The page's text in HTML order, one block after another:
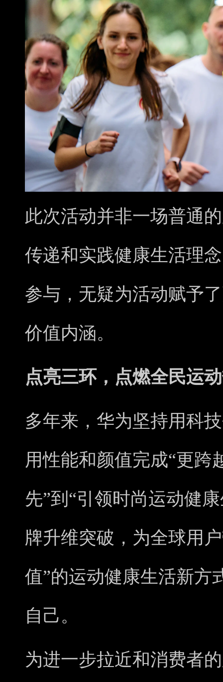
此次活动并非一场普通
传递和实践健康生活理
参与，无疑为活动赋予
价值内涵。
点亮三环，点燃全民运
多年来，华为坚持用科
用性能和颜值完成“更跨
先”到“引领时尚运动健
牌升维突破，为全球用
值”的运动健康生活新方
自己。
为进一步拉近和消费者